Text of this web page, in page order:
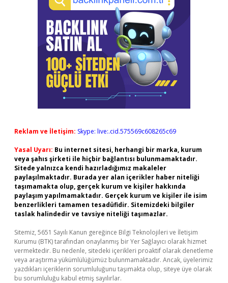
Reklam ve İletişim: Skype: live:.cid.575569c608265c69
Yasal Uyarı: Bu internet sitesi, herhangi bir marka, kurum
veya şahıs şirketi ile hiçbir bağlantısı bulunmamaktadır.
Sitede yalnızca kendi hazırladığımız makaleler
paylaşılmaktadır. Burada yer alan içerikler haber niteliği
taşımamakta olup, gerçek kurum ve kişiler hakkında
paylaşım yapılmamaktadır. Gerçek kurum ve kişiler ile isim
benzerlikleri tamamen tesadüfidir. Sitemizdeki bilgiler
taslak halindedir ve tavsiye niteliği taşımazlar.
Sitemiz, 5651 Sayılı Kanun gereğince Bilgi Teknolojileri ve İletişim
Kurumu (BTK) tarafından onaylanmış bir Yer Sağlayıcı olarak hizmet
vermektedir. Bu nedenle, sitedeki içerikleri proaktif olarak denetleme
veya araştırma yükümlülüğümüz bulunmamaktadır. Ancak, üyelerimiz
yazdıkları içeriklerin sorumluluğunu taşımakta olup, siteye üye olarak
bu sorumluluğu kabul etmiş sayılırlar.